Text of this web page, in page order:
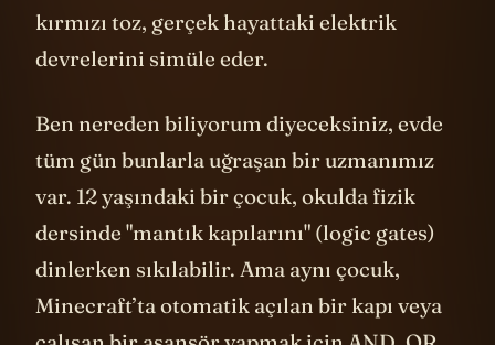
kırmızı toz, gerçek hayattaki elektrik
devrelerini simüle eder.
Ben nereden biliyorum diyeceksiniz, evde
tüm gün bunlarla uğraşan bir uzmanımız
var. 12 yaşındaki bir çocuk, okulda fizik
dersinde "mantık kapılarını" (logic gates)
dinlerken sıkılabilir. Ama aynı çocuk,
Minecraft’ta otomatik açılan bir kapı veya